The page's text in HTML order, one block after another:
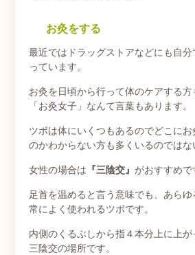
お灸をする
最近ではドラッグストアなどにも自
っています。
お灸を日頃から行って体のケアする方
「お灸女子」なんて言葉もあります。
ツボは体にいくつもあるのでどこに
のかわからない方も多くいるのではな
女性の場合は 『三陰交』 がおすすめで
足首を温めると言う意味でも、あら
常によく使われるツボです。
内側のくるぶしから指４本分上に上
三陰交の場所です。